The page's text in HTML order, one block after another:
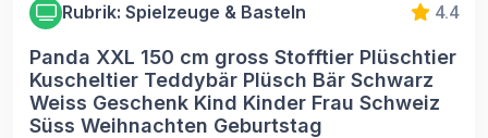
Rubrik: Spielzeuge & Basteln 4.4
Panda XXL 150 cm gross Stofftier Plüschtier
Kuscheltier Teddybär Plüsch Bär Schwarz
Weiss Geschenk Kind Kinder Frau Schweiz
Süss Weihnachten Geburtstag